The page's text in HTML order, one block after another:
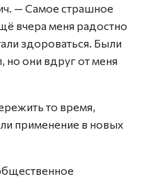
— Самое страшное
вчера меня радостно
здороваться. Были
но они вдруг от меня
то время,
применение в новых